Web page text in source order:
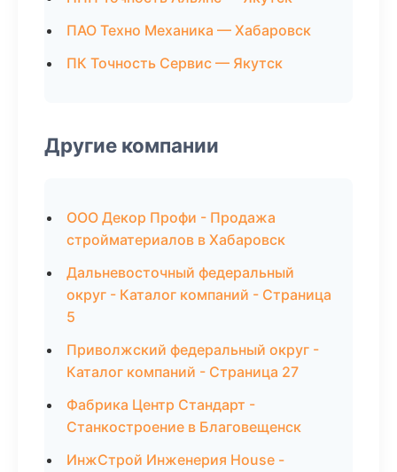
ПАО Техно Механика — Хабаровск
ПК Точность Сервис — Якутск
Другие компании
ООО Декор Профи - Продажа
стройматериалов в Хабаровск
Дальневосточный федеральный
округ - Каталог компаний - Страница
5
Приволжский федеральный округ -
Каталог компаний - Страница 27
Фабрика Центр Стандарт -
Станкостроение в Благовещенск
ИнжСтрой Инженерия House -